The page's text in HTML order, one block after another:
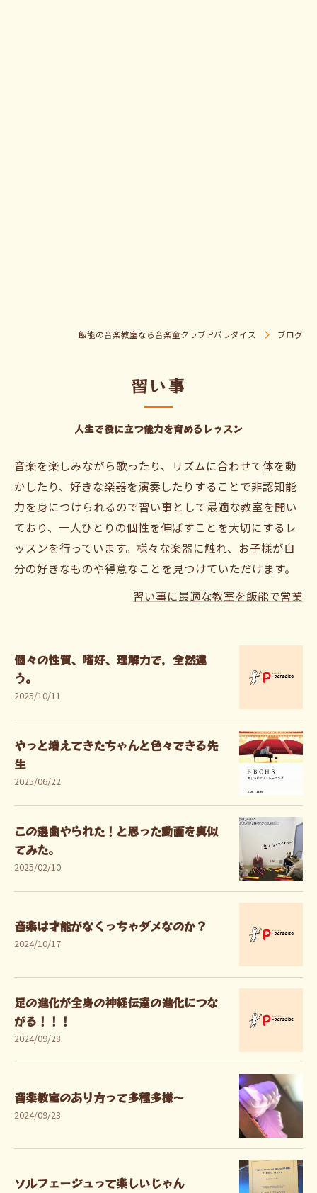
飯能の音楽教室なら音楽童クラブ Pパラダイス ブログ
習い事
人生で役に立つ能力を育めるレッスン
音楽を楽しみながら歌ったり、リズムに合わせて体を動
かしたり、好きな楽器を演奏したりすることで非認知能
力を身につけられるので習い事として最適な教室を開い
ており、一人ひとりの個性を伸ばすことを大切にするレ
ッスンを行っています。様々な楽器に触れ、お子様が自
分の好きなものや得意なことを見つけていただけます。
習い事に最適な教室を飯能で営業
個々の性質、嗜好、理解力で，全然違
う。
2025/10/11
やっと増えてきたちゃんと色々できる先
生
2025/06/22
この選曲やられた！と思った動画を真似
てみた。
2025/02/10
音楽は才能がなくっちゃダメなのか？
2024/10/17
足の進化が全身の神経伝達の進化につな
がる！！！
2024/09/28
音楽教室のあり方って多種多様〜
2024/09/23
ソルフェージュって楽しいじゃん